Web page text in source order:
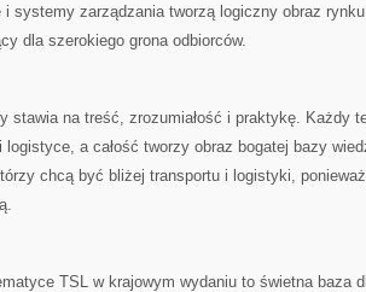
i systemy zarządzania tworzą logiczny obraz
dla szerokiego grona odbiorców.
stawia na treść, zrozumiałość i praktykę. Każdy
logistyce, a całość tworzy obraz bogatej bazy
chcą być bliżej transportu i logistyki,
TSL w krajowym wydaniu to świetna baza